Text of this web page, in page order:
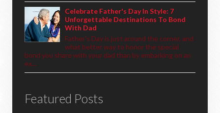
Celebrate Father's Day In Style: 7
Unforgettable Destinations To Bond
With Dad
Father's Day is just around the corner, and
what better way to honor the special
bond you share with your dad than by embarking on an
ex...
Featured Posts